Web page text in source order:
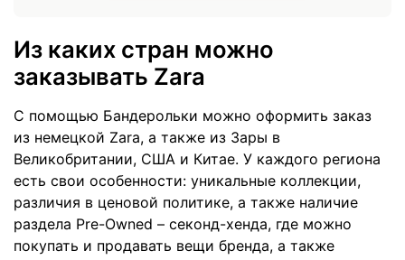
Из каких стран можно
заказывать Zara
С помощью Бандерольки можно оформить заказ
из немецкой Zara, а также из Зары в
Великобритании, США и Китае. У каждого региона
есть свои особенности: уникальные коллекции,
различия в ценовой политике, а также наличие
раздела Pre-Owned – секонд-хенда, где можно
покупать и продавать вещи бренда, а также